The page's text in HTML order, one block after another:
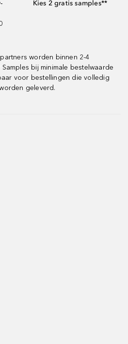
Kies 2 gratis samples**
worden binnen 2-4
bij minimale bestelwaarde
voor bestellingen die volledig
geleverd.